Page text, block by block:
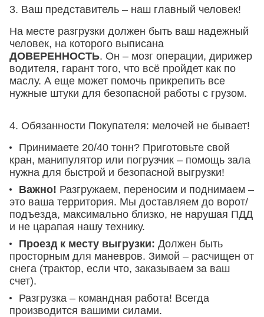
3. Ваш представитель – наш главный человек!
На месте разгрузки должен быть ваш надежный
человек, на которого выписана
ДОВЕРЕННОСТЬ. Он – мозг операции, дирижер
водителя, гарант того, что всё пройдет как по
маслу. А еще может помочь прикрепить все
нужные штуки для безопасной работы с грузом.
4. Обязанности Покупателя: мелочей не бывает!
Принимаете 20/40 тонн? Приготовьте свой
кран, манипулятор или погрузчик – помощь зала
нужна для быстрой и безопасной выгрузки!
Важно! Разгружаем, переносим и поднимаем –
это ваша территория. Мы доставляем до ворот/
подъезда, максимально близко, не нарушая ПДД
и не царапая нашу технику.
Проезд к месту выгрузки: Должен быть
просторным для маневров. Зимой – расчищен от
снега (трактор, если что, заказываем за ваш
счет).
Разгрузка – командная работа! Всегда
производится вашими силами.